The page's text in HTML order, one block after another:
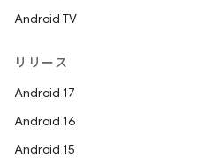
Android TV
リリース
Android 17
Android 16
Android 15